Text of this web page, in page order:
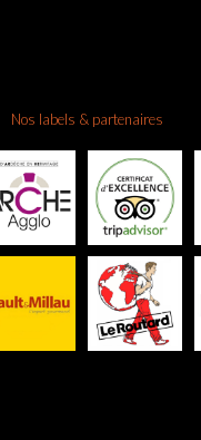
Nos labels & partenaires